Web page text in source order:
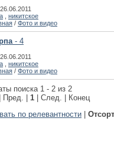
никитское
/ Фото и видео
- 4
никитское
/ Фото и видео
поиска 1 - 2 из 2
Пред. | 1 | След. | Конец
по релевантности |